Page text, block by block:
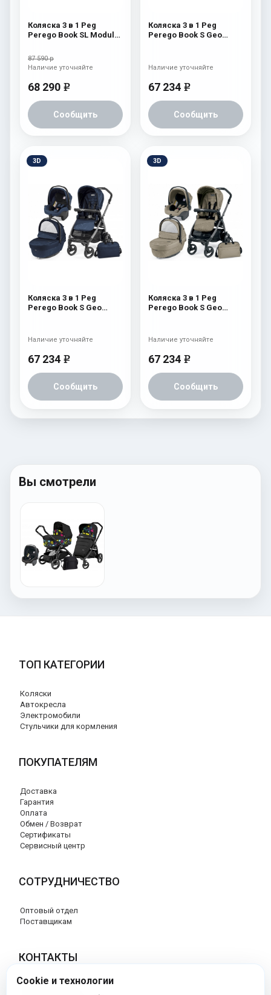
Коляска 3 в 1 Peg
Perego Book SL Modular
87 590 р
68 290 e
Сообщить
Наличие уточняйте
Коляска 3 в 1 Peg
Perego Book S Geo
67 234 e
Сообщить
Наличие уточняйте
3D
Коляска 3 в 1 Peg
Perego Book S Geo
67 234 e
Сообщить
Наличие уточняйте
3D
Коляска 3 в 1 Peg
Perego Book S Geo
67 234 e
Сообщить
Наличие уточняйте
Вы смотрели
ТОП КАТЕГОРИИ
Коляски
Автокресла
Электромобили
Стульчики для кормления
ПОКУПАТЕЛЯМ
Доставка
Гарантия
Оплата
Обмен / Возврат
Сертификаты
Сервисный центр
СОТРУДНИЧЕСТВО
Оптовый отдел
Поставщикам
КОНТАКТЫ
8 (800) 707-17-56
Cookie и технологии